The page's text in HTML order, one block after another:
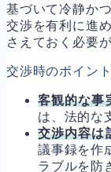
基づいて冷静か
交渉を有利に進
さえておく必要
交渉時のポイン
客観的な事
は、法的な
交渉内容は
議事録を作
ラブルを防